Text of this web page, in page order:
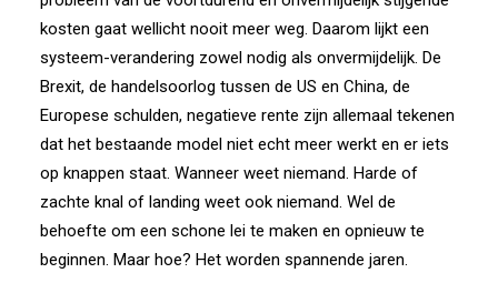
kosten gaat wellicht nooit meer weg. Daarom lijkt een
systeem-verandering zowel nodig als onvermijdelijk. De
Brexit, de handelsoorlog tussen de US en China, de
Europese schulden, negatieve rente zijn allemaal tekenen
dat het bestaande model niet echt meer werkt en er iets
op knappen staat. Wanneer weet niemand. Harde of
zachte knal of landing weet ook niemand. Wel de
behoefte om een schone lei te maken en opnieuw te
beginnen. Maar hoe? Het worden spannende jaren.